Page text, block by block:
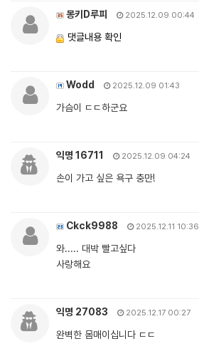
몽키D루피 2025.12.09 00:44
댓글내용 확인
Wodd 2025.12.09 01:43
가슴이 ㄷㄷ하군요
익명 16711 2025.12.09 04:24
손이 가고 싶은 욕구 충만!
Ckck9988 2025.12.11 10:36
와..... 대박 빨고싶다
사랑해요
익명 27083 2025.12.17 00:27
완벽한 몸매이십니다 ㄷㄷ